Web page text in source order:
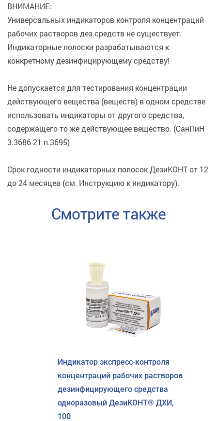
ВНИМАНИЕ:
Универсальных индикаторов контроля концентраций
рабочих растворов дез.средств не существует.
Индикаторные полоски разрабатываются к
конкретному дезинфицирующему средству!
Не допускается для тестирования концентрации
действующего вещества (веществ) в одном средстве
использовать индикаторы от другого средства,
содержащего то же действующее вещество. (СанПиН
3.3686-21 п.3695)
Срок годности индикаторных полосок ДезиКОНТ от 12
до 24 месяцев (см. Инструкцию к индикатору).
Смотрите также
Индикатор экспресс-контроля
концентраций рабочих растворов
дезинфицирующего средства
одноразовый ДезиКОНТ® ДХИ,
100